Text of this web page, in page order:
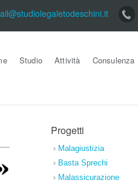
Studio Attività Consulenza
Progetti
Malagiustizia
Basta Sprechi
Malassicurazione